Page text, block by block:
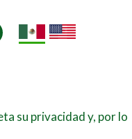
su privacidad y, por lo